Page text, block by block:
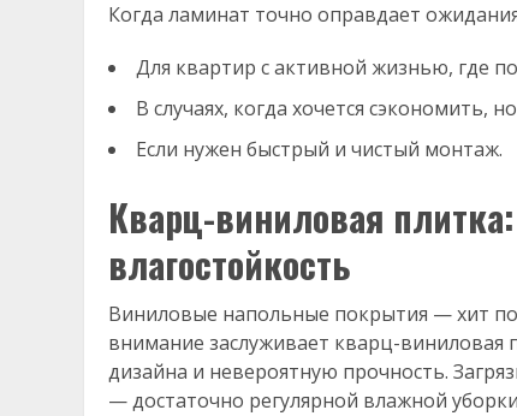
Когда ламинат точно оправдает
Для квартир с активной жизнью, где
В случаях, когда хочется сэкономить,
Если нужен быстрый и чистый монтаж.
Кварц-виниловая
влагостойкость
Виниловые напольные покрытия — хит
внимание заслуживает кварц-виниловая
дизайна и невероятную прочность.
— достаточно регулярной влажной